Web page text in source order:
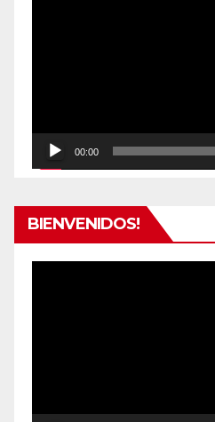
00:00
BIENVENIDOS!